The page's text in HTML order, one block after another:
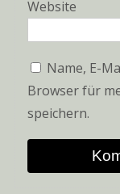
Website
Name, E-
Browser für
speichern.